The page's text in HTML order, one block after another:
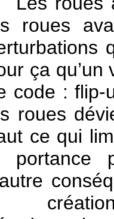
roues
ça qu’un
code : flip-
roues
ce qui
portance